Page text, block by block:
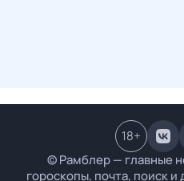
© Рамблер — главные
гороскопы, почта, поиск
18+